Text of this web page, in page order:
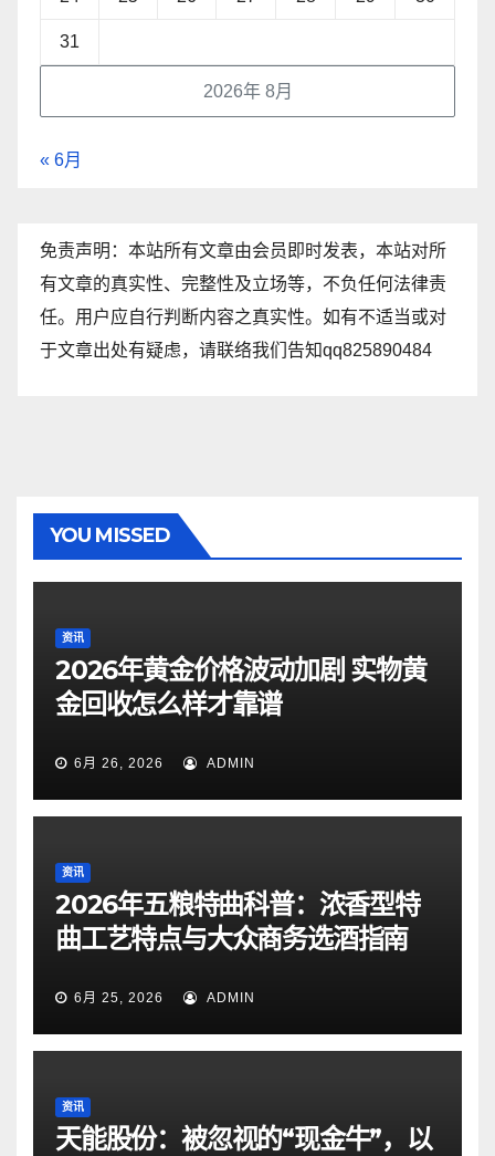
2026年 8月
31
« 6月
免责声明：本站所有文章由会员即时发表，本站对所
有文章的真实性、完整性及立场等，不负任何法律责
任。用户应自行判断内容之真实性。如有不适当或对
于文章出处有疑虑，请联络我们告知qq825890484
YOU MISSED
资讯
2026年黄金价格波动加剧 实物黄
金回收怎么样才靠谱
6月 26, 2026 ADMIN
资讯
2026年五粮特曲科普：浓香型特
曲工艺特点与大众商务选酒指南
6月 25, 2026 ADMIN
资讯
天能股份：被忽视的“现金牛”，以